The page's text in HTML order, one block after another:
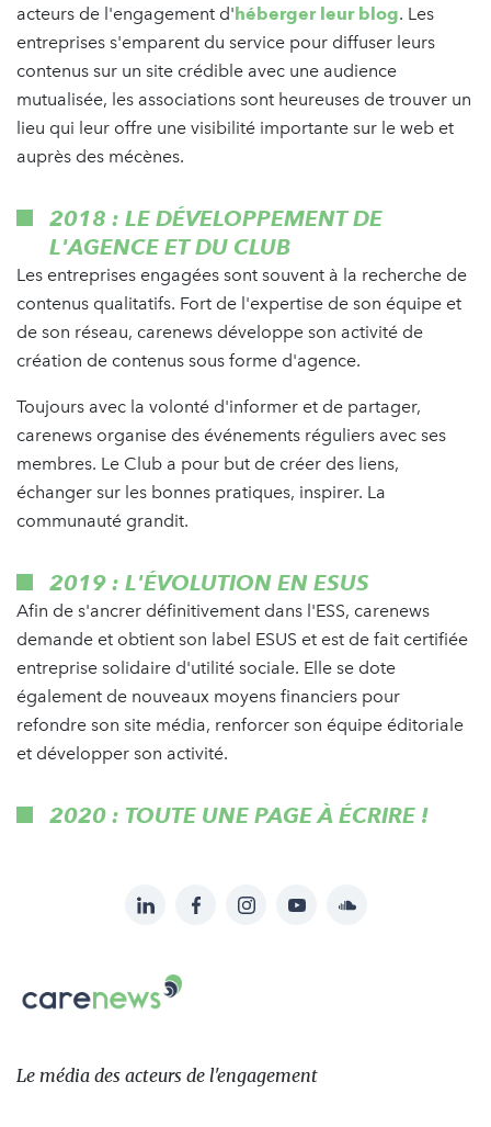
acteurs de l'engagement d'héberger leur blog. Les
entreprises s'emparent du service pour diffuser leurs
contenus sur un site crédible avec une audience
mutualisée, les associations sont heureuses de trouver un
lieu qui leur offre une visibilité importante sur le web et
auprès des mécènes.
2018 : LE DÉVELOPPEMENT DE
L'AGENCE ET DU CLUB
Les entreprises engagées sont souvent à la recherche de
contenus qualitatifs. Fort de l'expertise de son équipe et
de son réseau, carenews développe son activité de
création de contenus sous forme d'agence.
Toujours avec la volonté d'informer et de partager,
carenews organise des événements réguliers avec ses
membres. Le Club a pour but de créer des liens,
échanger sur les bonnes pratiques, inspirer. La
communauté grandit.
2019 : L'ÉVOLUTION EN ESUS
Afin de s'ancrer définitivement dans l'ESS, carenews
demande et obtient son label ESUS et est de fait certifiée
entreprise solidaire d'utilité sociale. Elle se dote
également de nouveaux moyens financiers pour
refondre son site média, renforcer son équipe éditoriale
et développer son activité.
2020 : TOUTE UNE PAGE À ÉCRIRE !
sur:
LinkedInFacebookInstagramYouTubeSoundcloud
Carenews,
Le
des
Le média des acteurs de l'engagement